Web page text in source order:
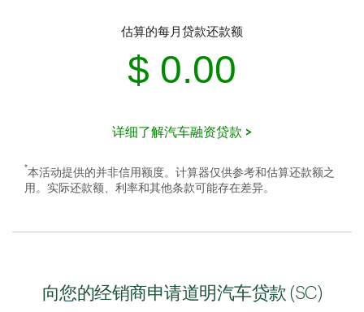
估算的每月贷款还款额
$ 0.00
详细了解汽车融资贷款 >
*本活动提供的并非信用额度。计算器仅供参考和估算还款额之
用。实际还款额、利率和其他条款可能存在差异。
向您的经销商申请道明汽车贷款 (SC)